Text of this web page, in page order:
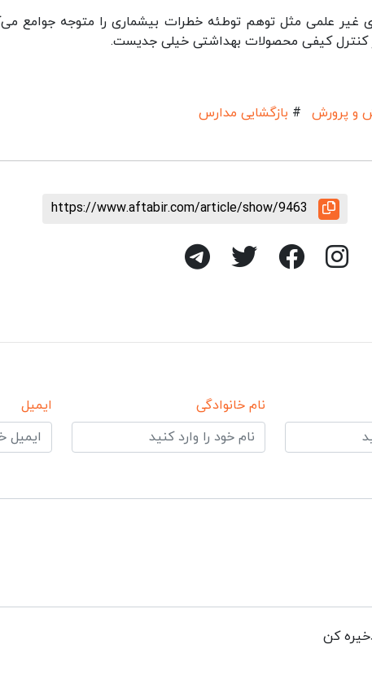
علمی مثل توهم توطئه خطرات بیشماری را متوجه جوامع
کنترل کیفی محصولات بهداشتی خیلی جدیست.
و پرورش # بازگشایی مدارس
https://www.aftabir.com/article/show/9463
نام خانوادگی ایمیل
کن